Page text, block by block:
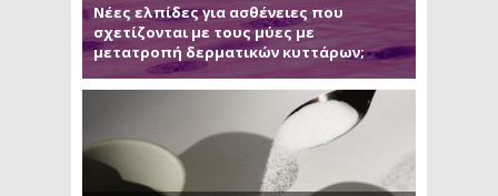
Νέες ελπίδες για ασθένειες που
σχετίζονται με τους μύες με
μετατροπή δερματικών κυττάρων;